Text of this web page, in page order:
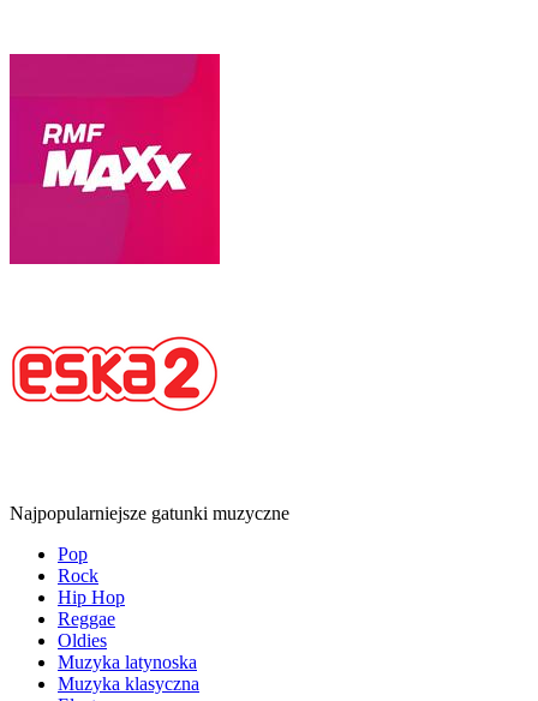
Najpopularniejsze gatunki muzyczne
Pop
Rock
Hip Hop
Reggae
Oldies
Muzyka latynoska
Muzyka klasyczna